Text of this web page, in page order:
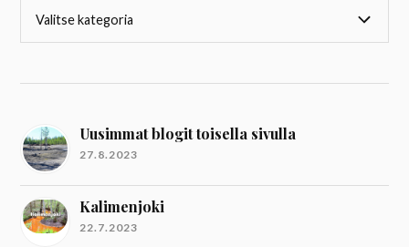
Uusimmat blogit toisella sivulla
27.8.2023
Kalimenjoki
22.7.2023